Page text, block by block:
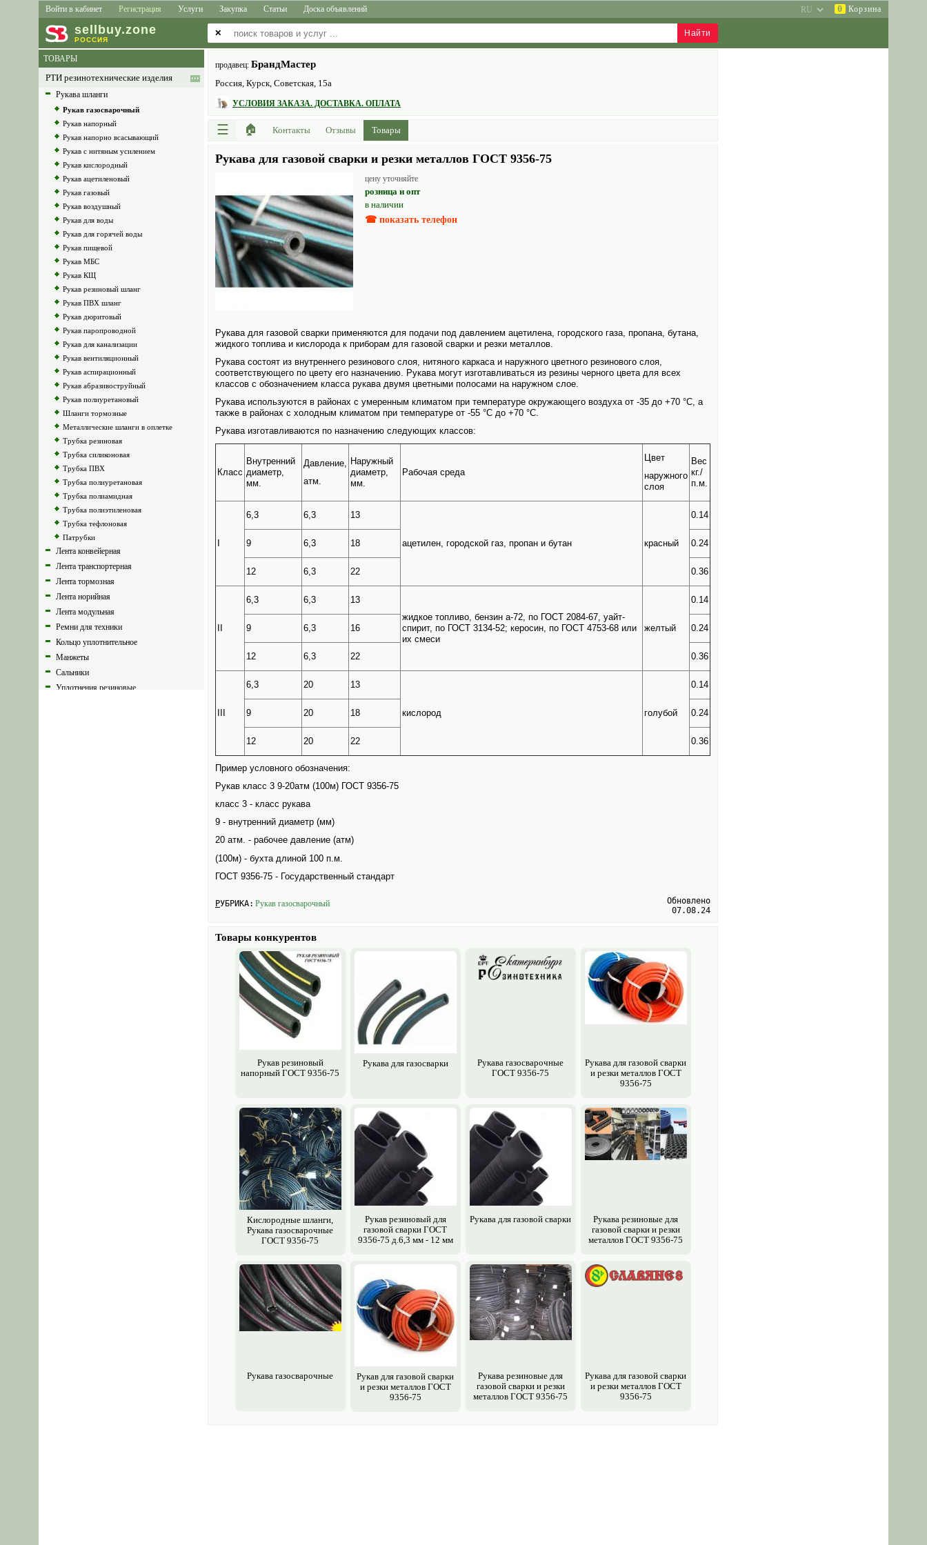
Войти в кабинет Регистрация Услуги Закупка Статьи Доска объявлений 0 Корзина
sell buy.zone
РОССИЯ
✕
ТОВАРЫ
РТИ резинотехнические изделия
Рукава шланги
Рукав газосварочный
Рукав напорный
Рукав напорно всасывающий
Рукав с нитяным усилением
Рукав кислородный
Рукав ацетиленовый
Рукав газовый
Рукав воздушный
Рукав для воды
Рукав для горячей воды
Рукав пищевой
Рукав МБС
Рукав КЩ
Рукав резиновый шланг
Рукав ПВХ шланг
Рукав дюритовый
Рукав паропроводной
Рукав для канализации
Рукав вентиляционный
Рукав аспирационный
Рукав абразивоструйный
Рукав полиуретановый
Шланги тормозные
Металлические шланги в оплетке
Трубка резиновая
Трубка силиконовая
Трубка ПВХ
Трубка полиуретановая
Трубка полиамидная
Трубка полиэтиленовая
Трубка тефлоновая
Патрубки
Лента конвейерная
Лента транспортерная
Лента тормозная
Лента норийная
Лента модульная
Ремни для техники
Кольцо уплотнительное
Манжеты
Сальники
Уплотнения резиновые
продавец: БрандМастер
Россия, Курск, Советская, 15а
УСЛОВИЯ ЗАКАЗА. ДОСТАВКА. ОПЛАТА
☰ 🏠 Контакты Отзывы Товары
Рукава для газовой сварки и резки металлов ГОСТ 9356-75
цену уточняйте
розница и опт
в наличии
☎ показать телефон
Рукава для газовой сварки применяются для подачи под давлением ацетилена, городского газа, пропана, бутана,
жидкого топлива и кислорода к приборам для газовой сварки и резки металлов.
Рукава состоят из внутреннего резинового слоя, нитяного каркаса и наружного цветного резинового слоя,
соответствующего по цвету его назначению. Рукава могут изготавливаться из резины черного цвета для всех
классов с обозначением класса рукава двумя цветными полосами на наружном слое.
Рукава исполь­зуются в районах с умеренным климатом при температуре окружающего воздуха от -35 до +70 °C, а
также в районах с холодным климатом при температуре от -55 °С до +70 °C.
Рукава изготавливаются по назначению следующих классов:
Класс
Внутренний
диаметр,
мм.
Давление,
атм.
Наружный
диаметр,
мм.
Рабочая среда
Цвет
наружного
слоя
Вес
кг./
п.м.
6,3 6,3 13
ацетилен, городской газ, пропан и бутан красный
0.14
9 6,3 18 0.24
12 6,3 22 0.36
6,3 6,3
13
жидкое топливо, бензин а-72, по ГОСТ 2084-67, уайт-
спирит, по ГОСТ 3134-52; керосин, по ГОСТ 4753-68 или
их смеси
желтый
0.14
9 6,3 16 0.24
12 6,3 22 0.36
6,3 20 13
кислород голубой
0.14
9 20 18 0.24
12 20 22 0.36
Пример условного обозначения:
Рукав класс 3 9-20атм (100м) ГОСТ 9356-75
класс 3 - класс рукава
9 - внутренний диаметр (мм)
20 атм. - рабочее давление (атм)
(100м) - бухта длиной 100 п.м.
ГОСТ 9356-75 - Государственный стандарт
РУБРИКА: Рукав газосварочный
Обновлено
07.08.24
Товары конкурентов
Рукав резиновый
напорный ГОСТ 9356-75
Рукава для газосварки
Рукава газосварочные
ГОСТ 9356-75
Рукава для газовой сварки
и резки металлов ГОСТ
9356-75
Кислородные шланги,
Рукава газосварочные
ГОСТ 9356-75
Рукав резиновый для
газовой сварки ГОСТ
9356-75 д.6,3 мм - 12 мм
Рукава для газовой сварки
Рукава резиновые для
газовой сварки и резки
металлов ГОСТ 9356-75
Рукава газосварочные
Рукав для газовой сварки
и резки металлов ГОСТ
9356-75
Рукава резиновые для
газовой сварки и резки
металлов ГОСТ 9356-75
Рукава для газовой сварки
и резки металлов ГОСТ
9356-75